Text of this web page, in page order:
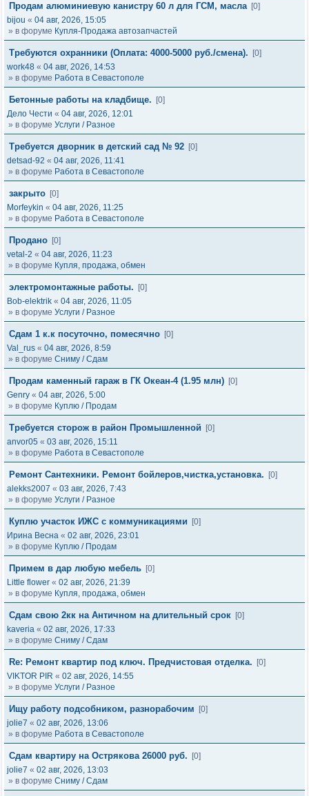
Продам алюминиевую канистру 60 л для ГСМ, масла [0]
bijou « 04 авг, 2026, 15:05
» в форуме Купля-Продажа автозапчастей
Требуются охранники (Оплата: 4000-5000 руб./смена).
[0]
work48 « 04 авг, 2026, 14:53
» в форуме Работа в Севастополе
Бетонные работы на кладбище.
[0]
Дело Чести « 04 авг, 2026, 12:01
» в форуме Услуги / Разное
Требуется дворник в детский сад № 92 [0]
detsad-92 « 04 авг, 2026, 11:41
» в форуме Работа в Севастополе
закрыто [0]
Morfeykin « 04 авг, 2026, 11:25
» в форуме Работа в Севастополе
Продано [0]
vetal-2 « 04 авг, 2026, 11:23
» в форуме Купля, продажа, обмен
электромонтажные работы.
[0]
Bob-elektrik « 04 авг, 2026, 11:05
» в форуме Услуги / Разное
Сдам 1 к.к посуточно, помесячно [0]
Val_rus « 04 авг, 2026, 8:59
» в форуме Сниму / Сдам
Продам каменный гараж в ГК Океан-4 (1.95 млн) [0]
Genry « 04 авг, 2026, 5:00
» в форуме Куплю / Продам
Требуется сторож в район Промышленной
[0]
anvor05 « 03 авг, 2026, 15:11
» в форуме Работа в Севастополе
Ремонт Сантехники. Ремонт бойлеров,чистка,установка.
[0]
alekks2007 « 03 авг, 2026, 7:43
» в форуме Услуги / Разное
Куплю участок ИЖС с коммуникациями
[0]
Ирина Весна « 02 авг, 2026, 23:01
» в форуме Куплю / Продам
Примем в дар любую мебель [0]
Little flower « 02 авг, 2026, 21:39
» в форуме Купля, продажа, обмен
Сдам свою 2кк на Античном на длительный срок [0]
kaveria « 02 авг, 2026, 17:33
» в форуме Сниму / Сдам
Re: Ремонт квартир под ключ. Предчистовая отделка.
[0]
VIKTOR PIR « 02 авг, 2026, 14:55
» в форуме Услуги / Разное
Ищу работу подсобником, разнорабочим
[0]
jolie7 « 02 авг, 2026, 13:06
» в форуме Работа в Севастополе
Сдам квартиру на Острякова 26000 руб.
[0]
jolie7 « 02 авг, 2026, 13:03
» в форуме Сниму / Сдам